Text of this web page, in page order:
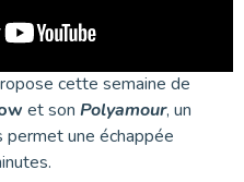
cette semaine de
et son Polyamour, un
permet une échappée